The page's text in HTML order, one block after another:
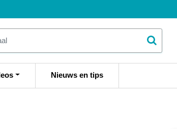
Nieuws en tips